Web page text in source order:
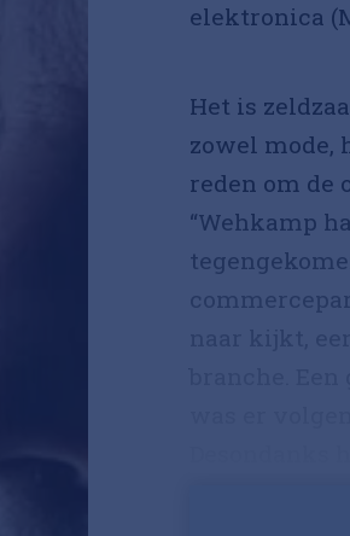
elektronica
Het is
zowel mode,
reden om de
“Wehkamp